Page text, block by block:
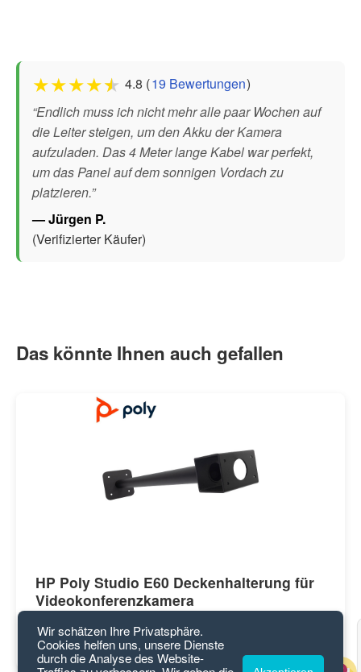
★★★★★ 4.8 (19 Bewertungen)
“Endlich muss ich nicht mehr alle paar Wochen auf
die Leiter steigen, um den Akku der Kamera
aufzuladen. Das 4 Meter lange Kabel war perfekt,
um das Panel auf dem sonnigen Vordach zu
platzieren.”
— Jürgen P.
(Verifizierter Käufer)
Das könnte Ihnen auch gefallen
HP Poly Studio E60 Deckenhalterung für
Videokonferenzkamera
63,47€
Wir schätzen Ihre Privatsphäre.
Cookies helfen uns, unsere Dienste
durch die Analyse des Website-